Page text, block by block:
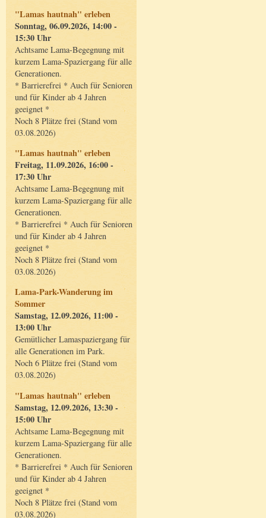
"Lamas hautnah" erleben
Sonntag, 06.09.2026, 14:00 -
15:30 Uhr
Achtsame Lama-Begegnung mit
kurzem Lama-Spaziergang für alle
Generationen.
* Barrierefrei * Auch für Senioren
und für Kinder ab 4 Jahren
geeignet *
Noch 8 Plätze frei (Stand vom
03.08.2026)
"Lamas hautnah" erleben
Freitag, 11.09.2026, 16:00 -
17:30 Uhr
Achtsame Lama-Begegnung mit
kurzem Lama-Spaziergang für alle
Generationen.
* Barrierefrei * Auch für Senioren
und für Kinder ab 4 Jahren
geeignet *
Noch 8 Plätze frei (Stand vom
03.08.2026)
Lama-Park-Wanderung im
Sommer
Samstag, 12.09.2026, 11:00 -
13:00 Uhr
Gemütlicher Lamaspaziergang für
alle Generationen im Park.
Noch 6 Plätze frei (Stand vom
03.08.2026)
"Lamas hautnah" erleben
Samstag, 12.09.2026, 13:30 -
15:00 Uhr
Achtsame Lama-Begegnung mit
kurzem Lama-Spaziergang für alle
Generationen.
* Barrierefrei * Auch für Senioren
und für Kinder ab 4 Jahren
geeignet *
Noch 8 Plätze frei (Stand vom
03.08.2026)